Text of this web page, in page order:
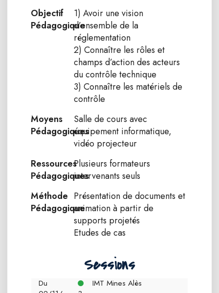
Objectif
Pédagogique
1) Avoir une vision
d’ensemble de la
réglementation
2) Connaître les rôles et
champs d’action des acteurs
du contrôle technique
3) Connaître les matériels de
contrôle
Moyens
Pédagogiques
Salle de cours avec
équipement informatique,
vidéo projecteur
Ressources
Pédagogiques
Plusieurs formateurs
intervenants seuls
Méthode
Pédagogique
Présentation de documents et
animation à partir de
supports projetés
Etudes de cas
Sessions
Du
IMT Mines Alès